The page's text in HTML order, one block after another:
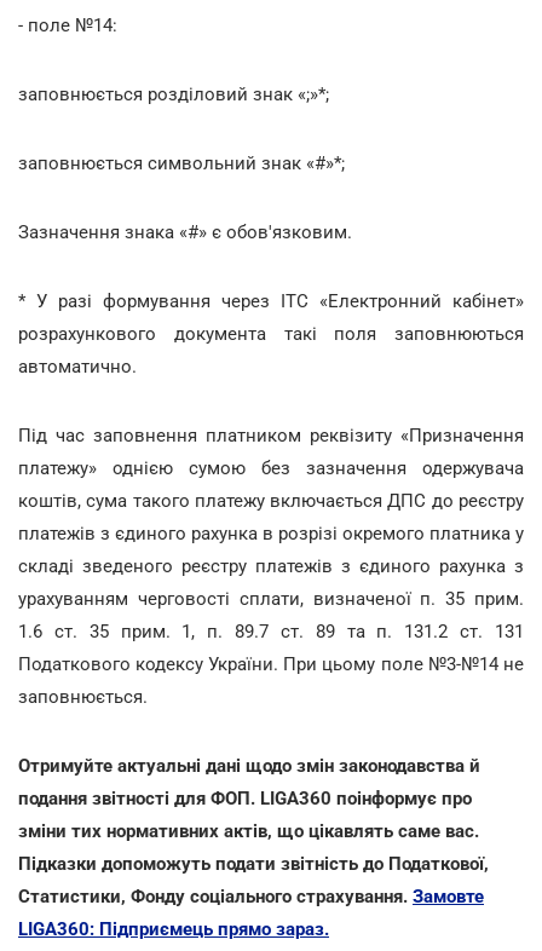
- поле №14:
заповнюється розділовий знак «;»*;
заповнюється символьний знак «#»*;
Зазначення знака «#» є обов'язковим.
* У разі формування через ІТС «Електронний кабінет»
розрахункового документа такі поля заповнюються
автоматично.
Під час заповнення платником реквізиту «Призначення
платежу» однією сумою без зазначення одержувача
коштів, сума такого платежу включається ДПС до реєстру
платежів з єдиного рахунка в розрізі окремого платника у
складі зведеного реєстру платежів з єдиного рахунка з
урахуванням черговості сплати, визначеної п. 35 прим.
1.6 ст. 35 прим. 1, п. 89.7 ст. 89 та п. 131.2 ст. 131
Податкового кодексу України. При цьому поле №3-№14 не
заповнюється.
Отримуйте актуальні дані щодо змін законодавства й
подання звітності для ФОП. LIGA360 поінформує про
зміни тих нормативних актів, що цікавлять саме вас.
Підказки допоможуть подати звітність до Податкової,
Статистики, Фонду соціального страхування. Замовте
LIGA360: Підприємець прямо зараз.